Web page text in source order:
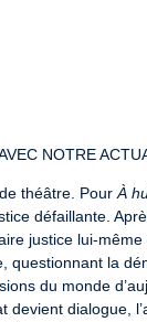
NOTRE
théâtre. Pour À
défaillante.
justice lui-
questionnant la
du monde
devient dialogue,